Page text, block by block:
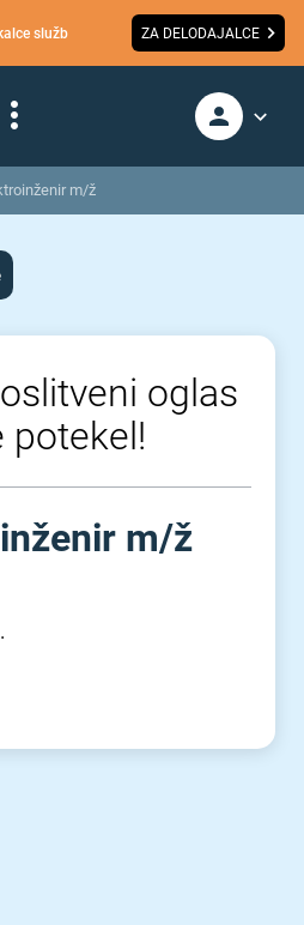
služb ZA DELODAJALCE
m/ž
oglas
potekel!
m⁠/⁠ž